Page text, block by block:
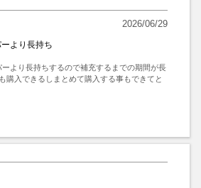
2026/06/29
より長持ち
より長持ちするので補充するまでの期間が長
購入できるしまとめて購入する事もできてと